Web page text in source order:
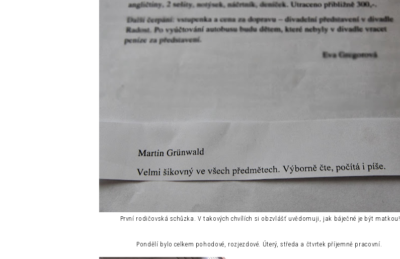
První rodičovská schůzka. V takových chvílích si obzvlášť uvědomuji, jak báječné je být matkou!
Pondělí bylo celkem pohodové, rozjezdové. Úterý, středa a čtvrtek příjemně pracovní.